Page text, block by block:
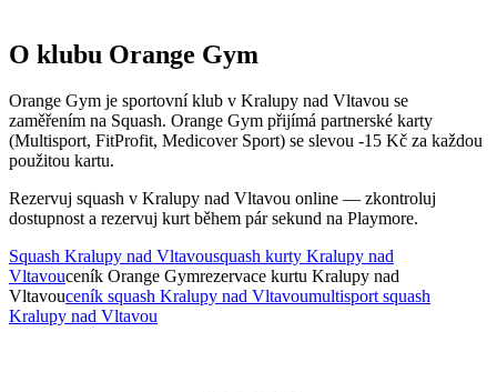
O klubu Orange Gym
Orange Gym je sportovní klub v Kralupy nad Vltavou se
zaměřením na Squash. Orange Gym přijímá partnerské karty
(Multisport, FitProfit, Medicover Sport) se slevou -15 Kč za každou
použitou kartu.
Rezervuj squash v Kralupy nad Vltavou online — zkontroluj
dostupnost a rezervuj kurt během pár sekund na Playmore.
Squash Kralupy nad Vltavousquash kurty Kralupy nad
Vltavouceník Orange Gymrezervace kurtu Kralupy nad
Vltavouceník squash Kralupy nad Vltavoumultisport squash
Kralupy nad Vltavou